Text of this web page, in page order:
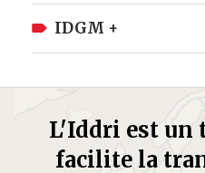
IDGM +
L'Iddri est
facilite la